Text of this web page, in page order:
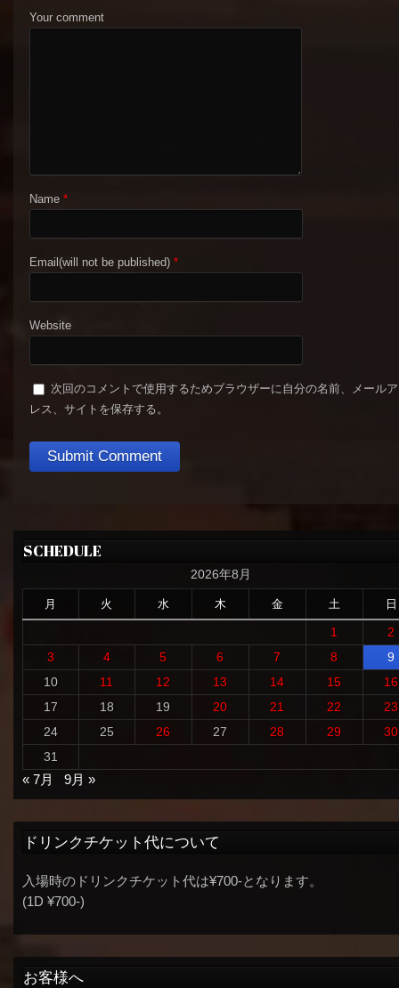
Your comment
Name *
Email(will not be published) *
Website
次回のコメントで使用するためブラウザーに自分の名前、メール
レス、サイトを保存する。
SCHEDULE
2026年8月
月 火 水 木 金 土 日
1
2
3
4 5 6 7 8
9
10
11 12 13 14 15
16
17
18 19 20 21 22
23
24
25 26 27 28 29
30
31
« 7月
9月 »
ドリンクチケット代について
入場時のドリンクチケット代は¥700-となります。
(1D ¥700-)
お客様へ